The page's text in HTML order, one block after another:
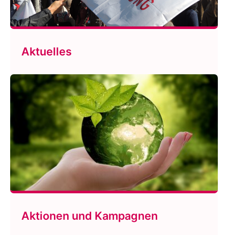
Aktuelles
Aktionen und Kampagnen